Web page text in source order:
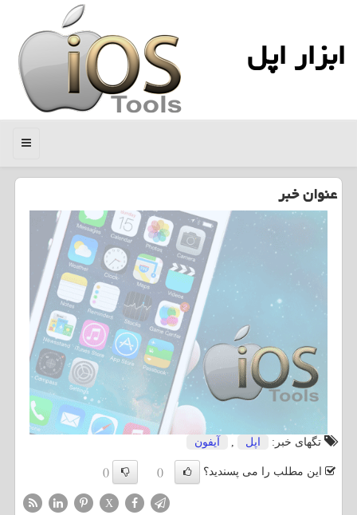
ابزار اپل
منو
عنوان خبر
تگهای خبر: اپل آیفون
این مطلب را می پسندید؟ ()
()
X